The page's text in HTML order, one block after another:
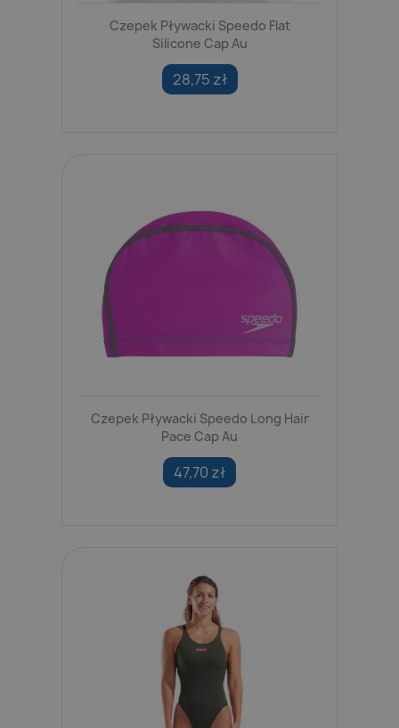
Czepek Pływacki Speedo Flat
Silicone Cap Au
28,75 zł
Czepek Pływacki Speedo Long Hair
Pace Cap Au
47,70 zł